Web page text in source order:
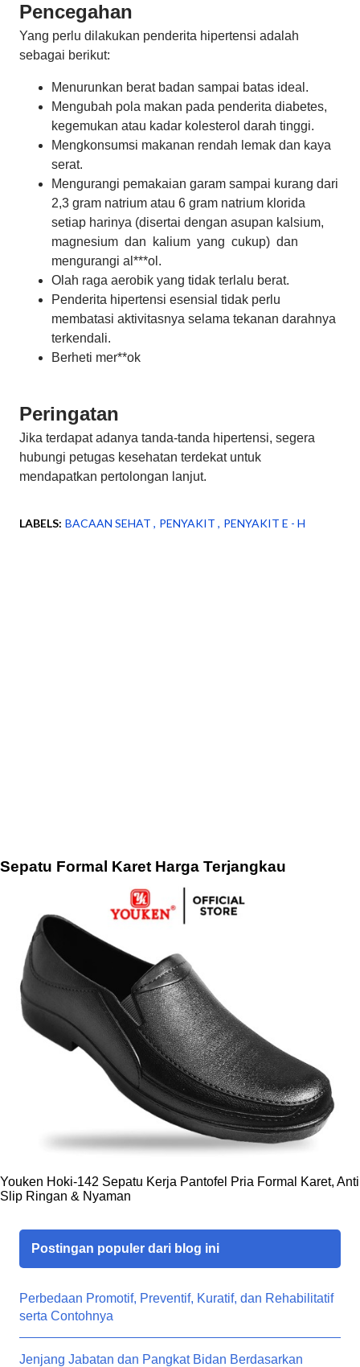
Pencegahan
Yang perlu dilakukan penderita hipertensi adalah
sebagai berikut:
Menurunkan berat badan sampai batas ideal.
Mengubah pola makan pada penderita diabetes,
kegemukan atau kadar kolesterol darah tinggi.
Mengkonsumsi makanan rendah lemak dan kaya
serat.
Mengurangi pemakaian garam sampai kurang dari
2,3 gram natrium atau 6 gram natrium klorida
setiap harinya (disertai dengan asupan kalsium,
magnesium dan kalium yang cukup) dan
mengurangi al***ol.
Olah raga aerobik yang tidak terlalu berat.
Penderita hipertensi esensial tidak perlu
membatasi aktivitasnya selama tekanan darahnya
terkendali.
Berheti mer**ok
Peringatan
Jika terdapat adanya tanda-tanda hipertensi, segera
hubungi petugas kesehatan terdekat untuk
mendapatkan pertolongan lanjut.
LABELS: BACAAN SEHAT PENYAKIT PENYAKIT E - H
Sepatu Formal Karet Harga Terjangkau
Youken Hoki-142 Sepatu Kerja Pantofel Pria Formal Karet, Anti
Slip Ringan & Nyaman
Postingan populer dari blog ini
Perbedaan Promotif, Preventif, Kuratif, dan Rehabilitatif
serta Contohnya
Jenjang Jabatan dan Pangkat Bidan Berdasarkan